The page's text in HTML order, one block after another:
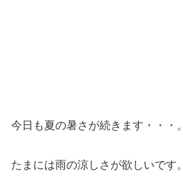
今日も夏の暑さが続きます・・・。
たまには雨の涼しさが欲しいです。